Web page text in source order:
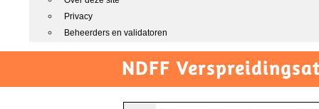
Privacy
Beheerders en validatoren
NDFF